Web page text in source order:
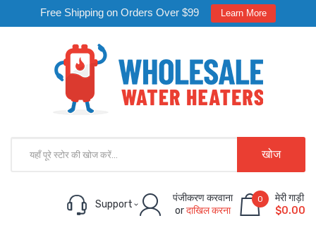
Free Shipping on Orders Over $99 Learn More
खोज
Support
पंजीकरण करवाना
orदाखिल करना
0
मेरी गाड़ी
$0.00